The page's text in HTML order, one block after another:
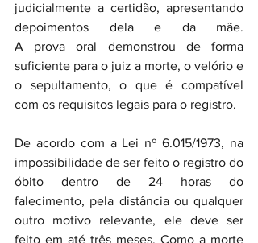
judicialmente a certidão, apresentando
depoimentos dela e da mãe.
A prova oral demonstrou de forma
suficiente para o juiz a morte, o velório e
o sepultamento, o que é compatível
com os requisitos legais para o registro.
De acordo com a Lei nº 6.015/1973, na
impossibilidade de ser feito o registro do
óbito dentro de 24 horas do
falecimento, pela distância ou qualquer
outro motivo relevante, ele deve ser
feito em até três meses. Como a morte